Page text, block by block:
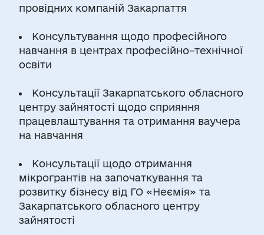
провідних компаній Закарпаття
Консультування щодо професійного
навчання в центрах професійно–технічної
освіти
Консультації Закарпатського обласного
центру зайнятості щодо сприяння
працевлаштування та отримання ваучера
на навчання
Консультації щодо отримання
мікрогрантів на започаткування та
розвитку бізнесу від ГО «Неємія» та
Закарпатського обласного центру
зайнятості